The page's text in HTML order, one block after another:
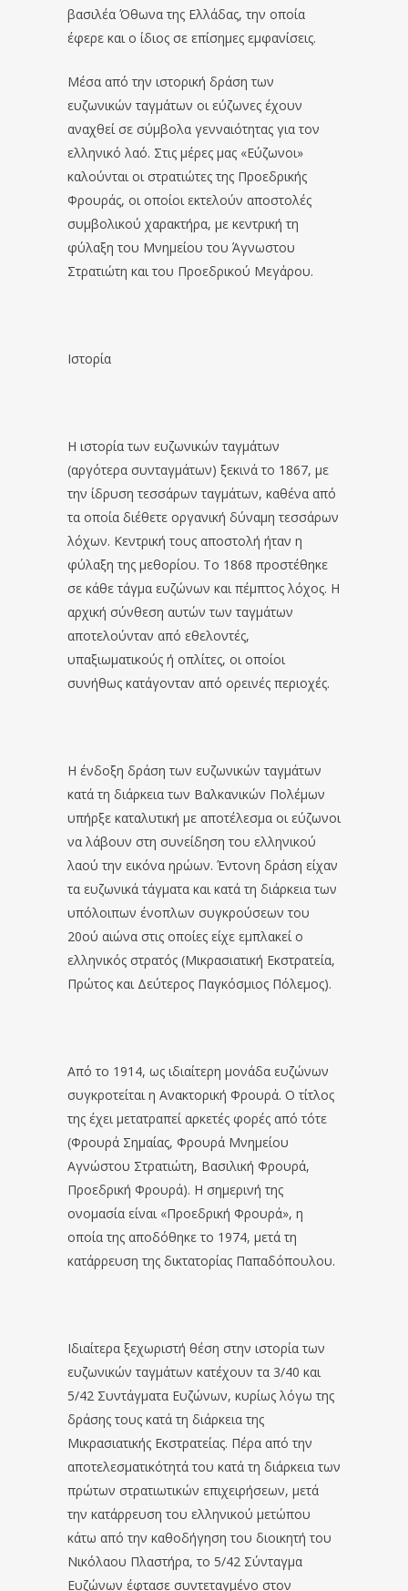
βασιλέα Όθωνα της Ελλάδας, την οποία
έφερε και ο ίδιος σε επίσημες εμφανίσεις.
Μέσα από την ιστορική δράση των
ευζωνικών ταγμάτων οι εύζωνες έχουν
αναχθεί σε σύμβολα γενναιότητας για τον
ελληνικό λαό. Στις μέρες μας «Εύζωνοι»
καλούνται οι στρατιώτες της Προεδρικής
Φρουράς, οι οποίοι εκτελούν αποστολές
συμβολικού χαρακτήρα, με κεντρική τη
φύλαξη του Μνημείου του Άγνωστου
Στρατιώτη και του Προεδρικού Μεγάρου.
Ιστορία
Η ιστορία των ευζωνικών ταγμάτων
(αργότερα συνταγμάτων) ξεκινά το 1867, με
την ίδρυση τεσσάρων ταγμάτων, καθένα από
τα οποία διέθετε οργανική δύναμη τεσσάρων
λόχων. Κεντρική τους αποστολή ήταν η
φύλαξη της μεθορίου. Το 1868 προστέθηκε
σε κάθε τάγμα ευζώνων και πέμπτος λόχος. Η
αρχική σύνθεση αυτών των ταγμάτων
αποτελούνταν από εθελοντές,
υπαξιωματικούς ή οπλίτες, οι οποίοι
συνήθως κατάγονταν από ορεινές περιοχές.
Η ένδοξη δράση των ευζωνικών ταγμάτων
κατά τη διάρκεια των Βαλκανικών Πολέμων
υπήρξε καταλυτική με αποτέλεσμα οι εύζωνοι
να λάβουν στη συνείδηση του ελληνικού
λαού την εικόνα ηρώων. Έντονη δράση είχαν
τα ευζωνικά τάγματα και κατά τη διάρκεια των
υπόλοιπων ένοπλων συγκρούσεων του
20ού αιώνα στις οποίες είχε εμπλακεί ο
ελληνικός στρατός (Μικρασιατική Εκστρατεία,
Πρώτος και Δεύτερος Παγκόσμιος Πόλεμος).
Από το 1914, ως ιδιαίτερη μονάδα ευζώνων
συγκροτείται η Ανακτορική Φρουρά. Ο τίτλος
της έχει μετατραπεί αρκετές φορές από τότε
(Φρουρά Σημαίας, Φρουρά Μνημείου
Αγνώστου Στρατιώτη, Βασιλική Φρουρά,
Προεδρική Φρουρά). Η σημερινή της
ονομασία είναι «Προεδρική Φρουρά», η
οποία της αποδόθηκε το 1974, μετά τη
κατάρρευση της δικτατορίας Παπαδόπουλου.
Ιδιαίτερα ξεχωριστή θέση στην ιστορία των
ευζωνικών ταγμάτων κατέχουν τα 3/40 και
5/42 Συντάγματα Ευζώνων, κυρίως λόγω της
δράσης τους κατά τη διάρκεια της
Μικρασιατικής Εκστρατείας. Πέρα από την
αποτελεσματικότητά του κατά τη διάρκεια των
πρώτων στρατιωτικών επιχειρήσεων, μετά
την κατάρρευση του ελληνικού μετώπου
κάτω από την καθοδήγηση του διοικητή του
Νικόλαου Πλαστήρα, το 5/42 Σύνταγμα
Ευζώνων έφτασε συντεταγμένο στον